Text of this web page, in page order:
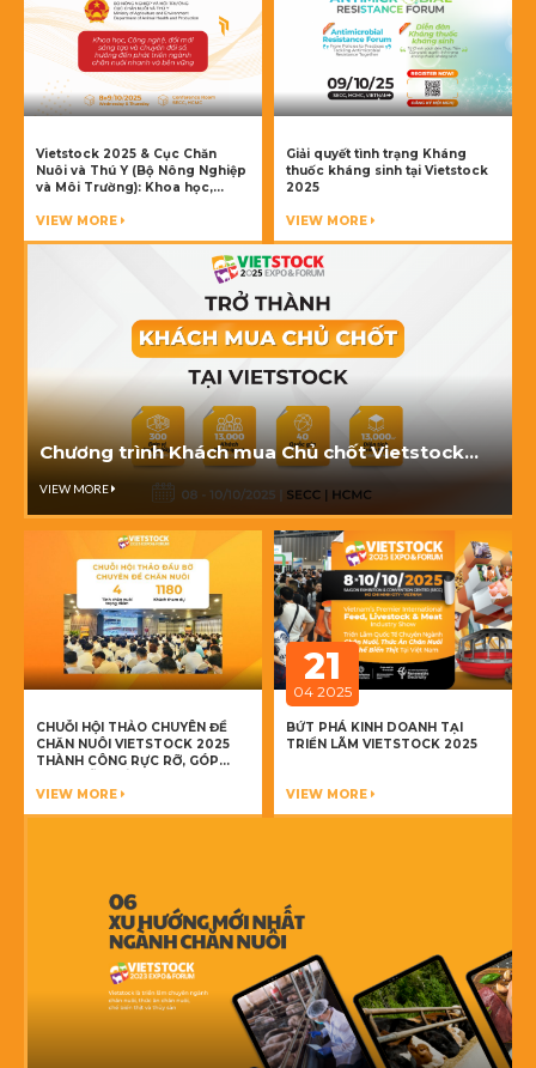
Vietstock 2025 & Cục Chăn
Nuôi và Thú Y (Bộ Nông Nghiệp
và Môi Trường): Khoa học,
Chuyển đổi số, huớng đến Phát
triển Ngành Chăn nuôi Bền vững
VIEW MORE
Giải quyết tình trạng Kháng
thuốc kháng sinh tại Vietstock
2025
VIEW MORE
Chương trình Khách mua Chủ chốt Vietstock
2025 – Bứt phá kết nối, Đón đầu cơ hội
VIEW MORE
CHUỖI HỘI THẢO CHUYÊN ĐỀ
CHĂN NUÔI VIETSTOCK 2025
THÀNH CÔNG RỰC RỠ, GÓP
NUÔI VIỆT NAM
VIEW MORE
21
04 2025
BỨT PHÁ KINH DOANH TẠI
TRIỂN LÃM VIETSTOCK 2025
VIEW MORE